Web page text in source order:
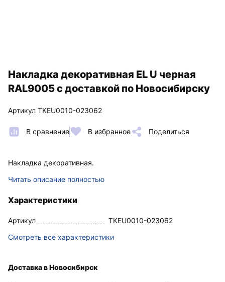
Накладка декоративная EL U черная
RAL9005 с доставкой по Новосибирску
Артикул TKEU0010-023062
В сравнение В избранное Поделиться
Накладка декоративная.
Читать описание полностью
Характеристики
Артикул
TKEU0010-023062
Смотреть все характеристики
Доставка в Новосибирск